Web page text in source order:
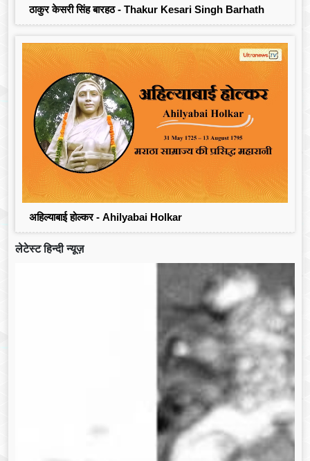
ठाकुर केसरी सिंह बारहठ - Thakur Kesari Singh Barhath
अहिल्याबाई होल्कर - Ahilyabai Holkar
लेटेस्ट हिन्दी न्यूज़